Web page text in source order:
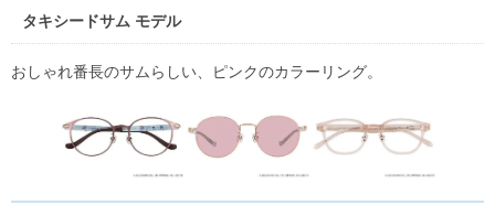
タキシードサム モデル
おしゃれ番長のサムらしい、ピンクのカラーリング。